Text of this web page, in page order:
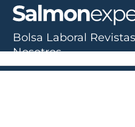
Bolsa Laboral Revistas
Nosotros